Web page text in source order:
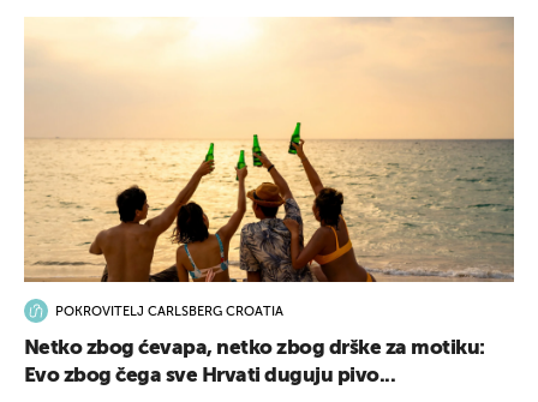
POKROVITELJ CARLSBERG CROATIA
Netko zbog ćevapa, netko zbog drške za motiku:
Evo zbog čega sve Hrvati duguju pivo...